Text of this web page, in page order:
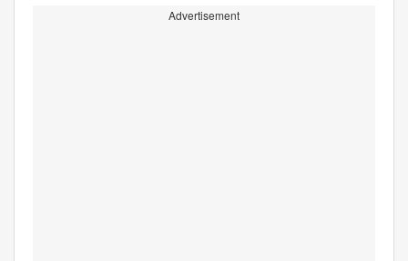
Advertisement